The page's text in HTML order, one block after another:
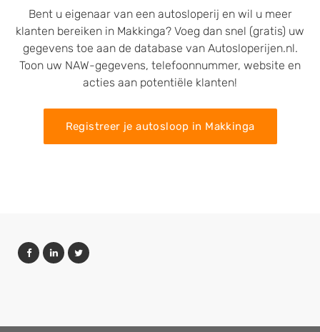
Bent u eigenaar van een autosloperij en wil u meer
klanten bereiken in Makkinga? Voeg dan snel (gratis) uw
gegevens toe aan de database van Autosloperijen.nl.
Toon uw NAW-gegevens, telefoonnummer, website en
acties aan potentiële klanten!
Registreer je autosloop in Makkinga